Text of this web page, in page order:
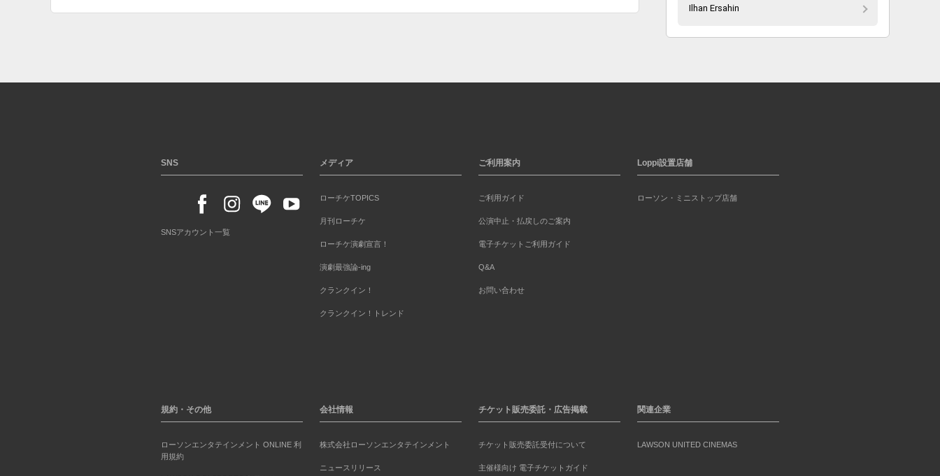
Ilhan Ersahin
SNS
SNSアカウント一覧
メディア
ローチケTOPICS
月刊ローチケ
ローチケ演劇宣言！
演劇最強論-ing
クランクイン！
クランクイン！トレンド
ご利用案内
ご利用ガイド
公演中止・払戻しのご案内
電子チケットご利用ガイド
Q&A
お問い合わせ
Loppi設置店舗
ローソン・ミニストップ店舗
規約・その他
ローソンエンタテインメント ONLINE 利
用規約
会社情報
株式会社ローソンエンタテインメント
ニュースリリース
チケット販売委託・広告掲載
チケット販売委託受付について
主催様向け 電子チケットガイド
関連企業
LAWSON UNITED CINEMAS